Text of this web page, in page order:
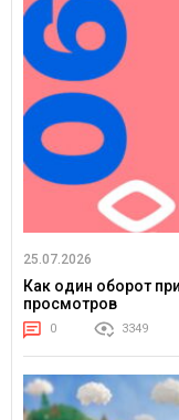
25.07.2026
Как один оборот
просмотров
0 3349